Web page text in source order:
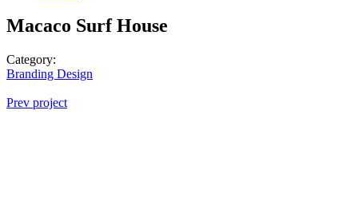
Macaco Surf House
Category:
Branding Design
Prev project